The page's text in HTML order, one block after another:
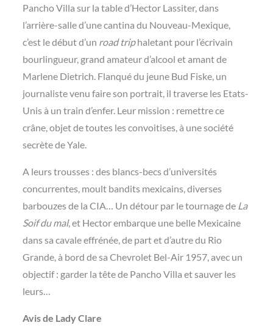
Pancho Villa sur la table d’Hector Lassiter, dans
l’arrière-salle d’une cantina du Nouveau-Mexique,
c’est le début d’un road triphaletant pour l’écrivain
bourlingueur, grand amateur d’alcool et amant de
Marlene Dietrich. Flanqué du jeune Bud Fiske, un
journaliste venu faire son portrait, il traverse les Etats-
Unis à un train d’enfer. Leur mission : remettre ce
crâne, objet de toutes les convoitises, à une société
secrète de Yale.
A leurs trousses : des blancs-becs d’universités
concurrentes, moult bandits mexicains, diverses
barbouzes de la CIA… Un détour par le tournage de La
Soif du mal, et Hector embarque une belle Mexicaine
dans sa cavale effrénée, de part et d’autre du Rio
Grande, à bord de sa Chevrolet Bel-Air 1957, avec un
objectif : garder la tête de Pancho Villa et sauver les
leurs…
Avis de Lady Clare